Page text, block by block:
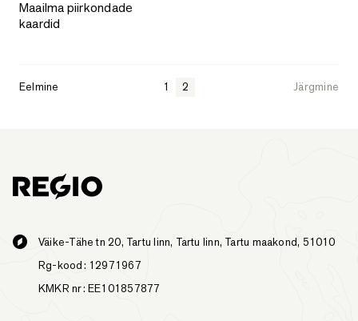
Maailma piirkondade
kaardid
Eelmine 1 2 Järgmine
Väike-Tähe tn 20, Tartu linn, Tartu linn, Tartu maakond, 51010
Rg-kood: 12971967
KMKR nr: EE101857877